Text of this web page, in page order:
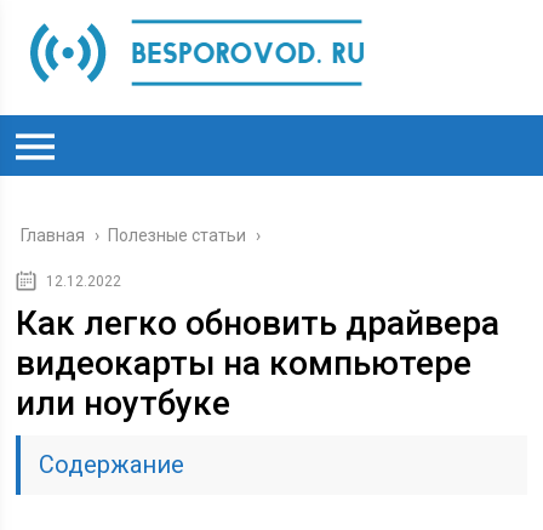
Главная › Полезные статьи ›
12.12.2022
Как легко обновить драйвера
видеокарты на компьютере
или ноутбуке
Содержание